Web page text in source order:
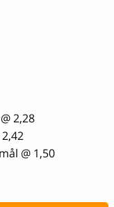
2,28
@ 1,50